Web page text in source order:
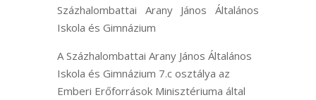
Százhalombattai Arany János Általános
Iskola és Gimnázium
A Százhalombattai Arany János Általános
Iskola és Gimnázium 7.c osztálya az
Emberi Erőforrások Minisztériuma által